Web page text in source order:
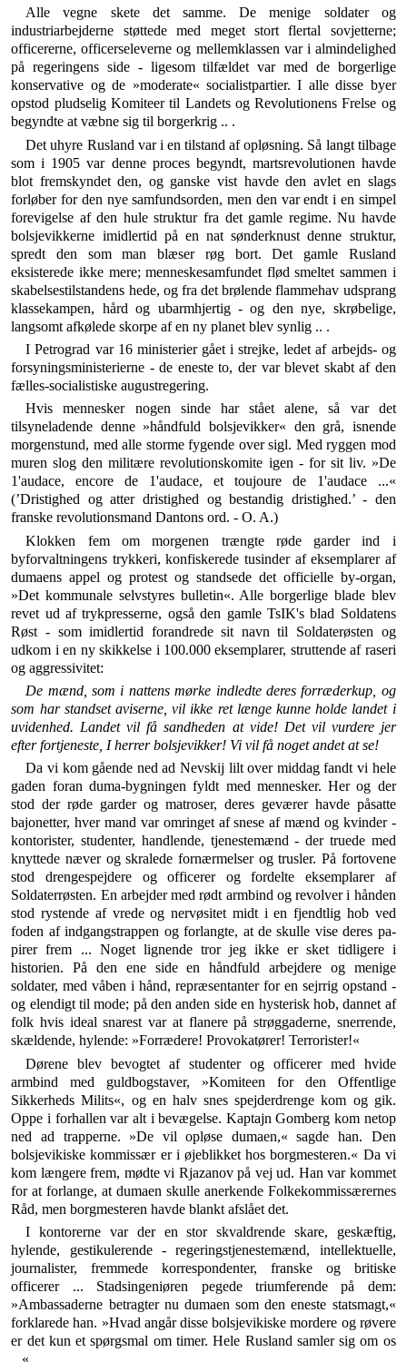
Alle vegne skete det samme. De menige soldater og
industriarbejderne støttede med meget stort flertal so­vjetterne;
officererne, officerseleverne og mellemklassen var i almindelighed
på regeringens side - ligesom til­fældet var med de borgerlige
konservative og de »mo­derate« socialistpartier. I alle disse byer
opstod pludse­lig Komiteer til Landets og Revolutionens Frelse og
be­gyndte at væbne sig til borgerkrig .. .
Det uhyre Rusland var i en tilstand af opløsning. Så langt tilbage
som i 1905 var denne proces begyndt, marts­revolutionen havde
blot fremskyndet den, og ganske vist havde den avlet en slags
forløber for den nye samfunds­orden, men den var endt i en simpel
forevigelse af den hule struktur fra det gamle regime. Nu havde
bolsjevik­kerne imidlertid på en nat sønderknust denne struktur,
spredt den som man blæser røg bort. Det gamle Rusland
eksisterede ikke mere; menneskesamfundet flød smeltet sammen i
skabelsestilstandens hede, og fra det brølende flammehav udsprang
klassekampen, hård og ubarmhjertig - og den nye, skrøbelige,
langsomt afkølede skorpe af en ny planet blev synlig .. .
I Petrograd var 16 ministerier gået i strejke, ledet af arbejds- og
forsyningsministerierne - de eneste to, der var blevet skabt af den
fælles-socialistiske augustrege­ring.
Hvis mennesker nogen sinde har stået alene, så var det
tilsyneladende denne »håndfuld bolsjevikker« den grå, isnende
morgenstund, med alle storme fygende over sigl. Med ryggen mod
muren slog den militære revolu­tionskomite igen - for sit liv. »De
1'audace, encore de 1'audace, et toujoure de 1'audace ...«
(’Dristighed og atter dristighed og bestandig dristighed.’ - den
franske revolutionsmand Dantons ord. - O. A.)
Klokken fem om morgenen trængte røde garder ind i
byforvaltningens trykkeri, konfiskerede tusinder af eks­emplarer af
dumaens appel og protest og standsede det officielle by-organ,
»Det kommunale selvstyres bulletin«. Alle borgerlige blade blev
revet ud af trykpresserne, også den gamle TsIK's blad Soldatens
Røst - som imid­lertid forandrede sit navn til Soldaterøsten og
udkom i en ny skikkelse i 100.000 eksemplarer, struttende af ra­seri
og aggressivitet:
De mænd, som i nattens mørke indledte deres forræderkup, og
som har standset aviserne, vil ikke ret længe kunne holde landet i
uvidenhed. Landet vil få sandheden at vide! Det vil vurdere jer
efter fortjeneste, I herrer bolsjevikker! Vi vil få noget andet at se!
Da vi kom gående ned ad Nevskij lilt over middag fandt vi hele
gaden foran duma-bygningen fyldt med mennesker. Her og der
stod der røde garder og matro­ser, deres geværer havde påsatte
bajonetter, hver mand var omringet af snese af mænd og kvinder -
kontori­ster, studenter, handlende, tjenestemænd - der truede med
knyttede næver og skralede fornærmelser og trus­ler. På fortovene
stod drengespejdere og officerer og for­delte eksemplarer af
Soldaterrøsten. En arbejder med rødt armbind og revolver i hånden
stod rystende af vrede og nervøsitet midt i en fjendtlig hob ved
foden af indgangstrappen og forlangte, at de skulle vise deres pa­
pirer frem ... Noget lignende tror jeg ikke er sket tid­ligere i
historien. På den ene side en håndfuld arbejdere og menige
soldater, med våben i hånd, repræsentanter for en sejrrig opstand -
og elendigt til mode; på den anden side en hysterisk hob, dannet af
folk hvis ideal snarest var at flanere på strøggaderne, snerrende,
skæl­dende, hylende: »Forrædere! Provokatører! Terrorister!«
Dørene blev bevogtet af studenter og officerer med hvide
armbind med guldbogstaver, »Komiteen for den Offentlige
Sikkerheds Milits«, og en halv snes spejder­drenge kom og gik.
Oppe i forhallen var alt i bevægelse. Kaptajn Gomberg kom netop
ned ad trapperne. »De vil opløse dumaen,« sagde han. Den
bolsjevikiske kommis­sær er i øjeblikket hos borgmesteren.« Da vi
kom læn­gere frem, mødte vi Rjazanov på vej ud. Han var kom­met
for at forlange, at dumaen skulle anerkende Folke­kommissærernes
Råd, men borgmesteren havde blankt afslået det.
I kontorerne var der en stor skvaldrende skare, geskæf­tig,
hylende, gestikulerende - regeringstjenestemænd, intellektuelle,
journalister, fremmede korrespondenter, franske og britiske
officerer ... Stadsingeniøren pegede triumferende på dem:
»Ambassaderne betragter nu du­maen som den eneste statsmagt,«
forklarede han. »Hvad angår disse bolsjevikiske mordere og røvere
er det kun et spørgsmal om timer. Hele Rusland samler sig om os
...«